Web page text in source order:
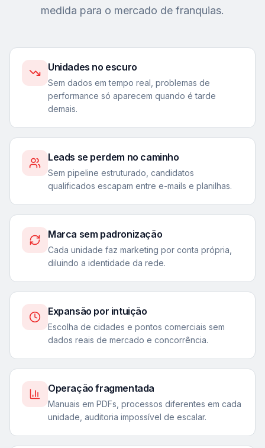
medida para o mercado de franquias.
Unidades no escuro
Sem dados em tempo real, problemas de
performance só aparecem quando é tarde
demais.
Leads se perdem no caminho
Sem pipeline estruturado, candidatos
qualificados escapam entre e-mails e planilhas.
Marca sem padronização
Cada unidade faz marketing por conta própria,
diluindo a identidade da rede.
Expansão por intuição
Escolha de cidades e pontos comerciais sem
dados reais de mercado e concorrência.
Operação fragmentada
Manuais em PDFs, processos diferentes em cada
unidade, auditoria impossível de escalar.